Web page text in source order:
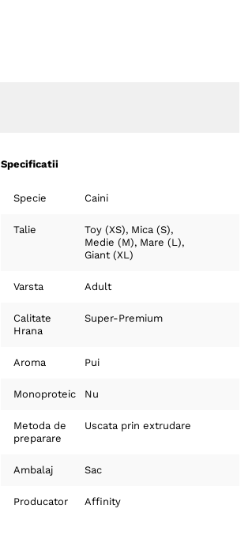
Specificatii
Specie Caini
Talie Toy (XS) Mica (S)
Medie (M) Mare (L)
Giant (XL)
Varsta Adult
Calitate
Hrana
Super-Premium
Aroma Pui
Monoproteic Nu
Metoda de
preparare
Uscata prin extrudare
Ambalaj Sac
Producator Affinity